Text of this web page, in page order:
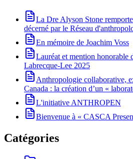
La Dre Alyson Stone
décerné par le Réseau
En mémoire de Joachim Voss
Lauréat et mention
Labrecque-Lee 2025
Anthropologie collaborative,
Canada : la création d’un «
L'initiative ANTHROPEN
Bienvenue à « CASCA
Catégories